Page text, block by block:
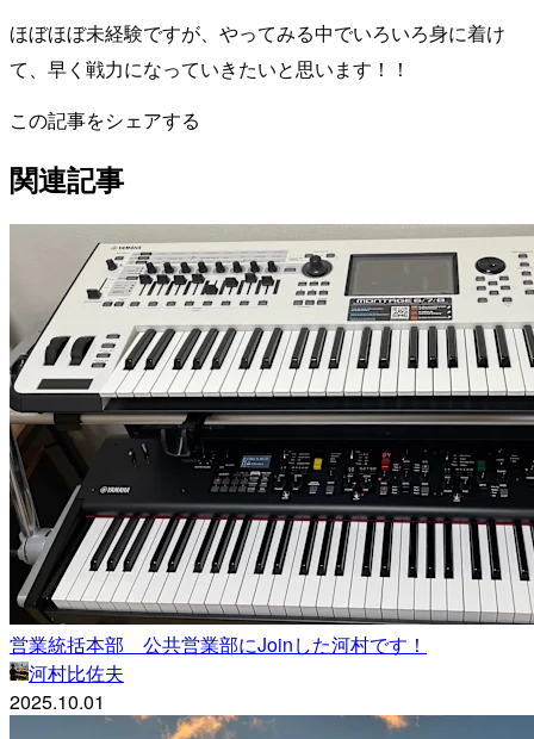
ほぼほぼ未経験ですが、やってみる中でいろいろ身に着け
て、早く戦力になっていきたいと思います！！
この記事をシェアする
関連記事
営業統括本部 公共営業部にJoinした河村です！
河村比佐夫
2025.10.01